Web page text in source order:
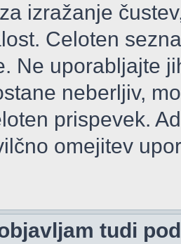
izražanje
Celoten
Ne uporabljajte
neberljiv,
prispevek.
omejitev
tudi